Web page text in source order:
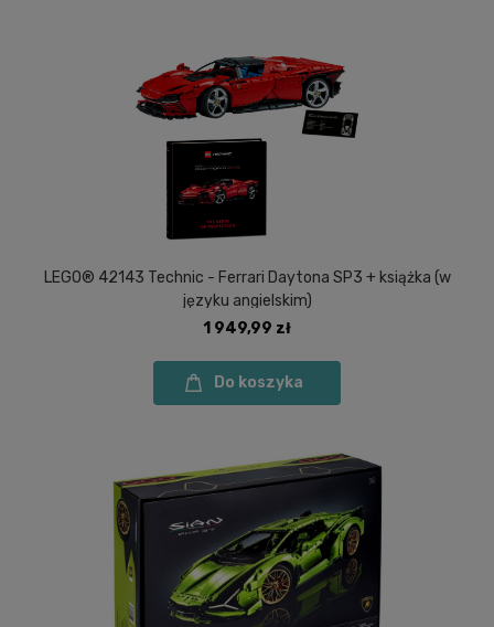
LEGO® 42143 Technic - Ferrari Daytona SP3 + książka (w
języku angielskim)
1 949,99 zł
Do koszyka